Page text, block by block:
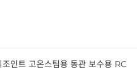
조인트 고온스팀용 동관 보수용 RC